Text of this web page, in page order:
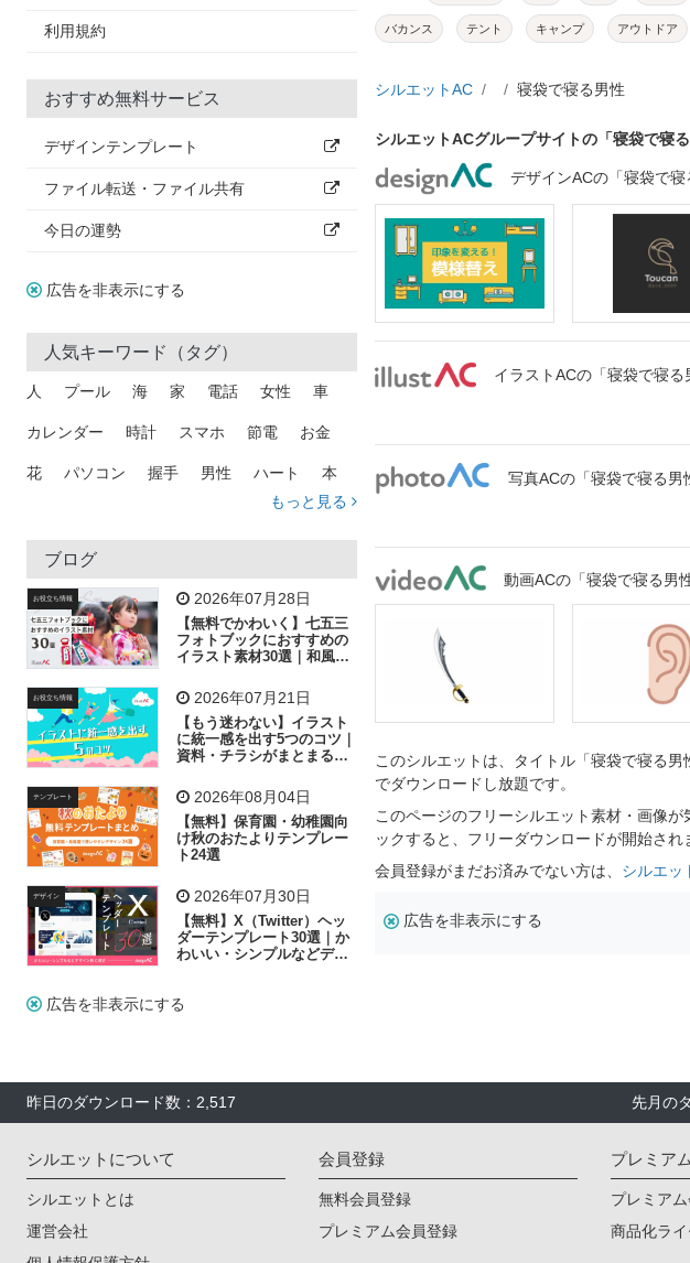
利用規約
おすすめ無料サービス
デザインテンプレート
ファイル転送・ファイル共有
今日の運勢
広告を非表示にする
人気キーワード（タグ）
人 プール 海 家 電話 女性 車
カレンダー 時計 スマホ 節電 お金
花 パソコン 握手 男性 ハート 本
トラック 木
吹き出し
飛行機 グラフ ビル 魚 家族 書類
歩く 工場 会社 太陽 キラキラ
子供 作業員 相談 ピクトグラム
もっと見る
ブログ
お役立ち情報 2026年07月28日
【無料でかわいく】七五三
フォトブックにおすすめの
イラスト素材30選｜和風の
お役立ち情報 2026年07月21日
【もう迷わない】イラスト
に統一感を出す5つのコツ｜
資料・チラシがまとまるフ
テンプレート 2026年08月04日
【無料】保育園・幼稚園向
け秋のおたよりテンプレー
ト24選
デザイン 2026年07月30日
【無料】X（Twitter）ヘッ
ダーテンプレート30選｜か
わいい・シンプルなどデザ
広告を非表示にする
バカンス テント キャンプ アウトドア
シルエットAC 寝袋で寝る男性
シルエットACグループサイトの「寝袋で寝
デザインACの「寝袋で
イラストACの「寝袋で寝
写真ACの「寝袋で寝る男
動画ACの「寝袋で寝る男
このシルエットは、タイトル「寝袋で寝る
でダウンロードし放題です。
このページのフリーシルエット素材・画像
ックすると、フリーダウンロードが開始され
会員登録がまだお済みでない方は、 シルエッ
広告を非表示にする
昨日のダウンロード数：2,517 先月の
シルエットについて
シルエットとは
運営会社
会員登録
無料会員登録
プレミアム会員登録
プレミア
プレミア
商品化ラ